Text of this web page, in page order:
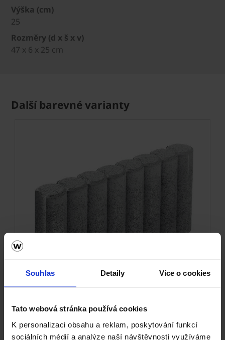
Souhlas Detaily Více o cookies
Tato webová stránka používá cookies
K personalizaci obsahu a reklam, poskytování funkcí
sociálních médií a analýze naší návštěvnosti využíváme
Výška (cm)
25
Rozměry (d x š x v)
47 x 6 x 25 cm
Další barevné varianty
Obrubník Randfix - šedá